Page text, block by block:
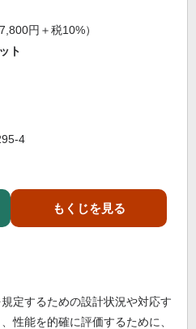
円＋税10%）
ト
4
もくじを見る
定するための設計状況や対応す
性能を的確に評価するために、